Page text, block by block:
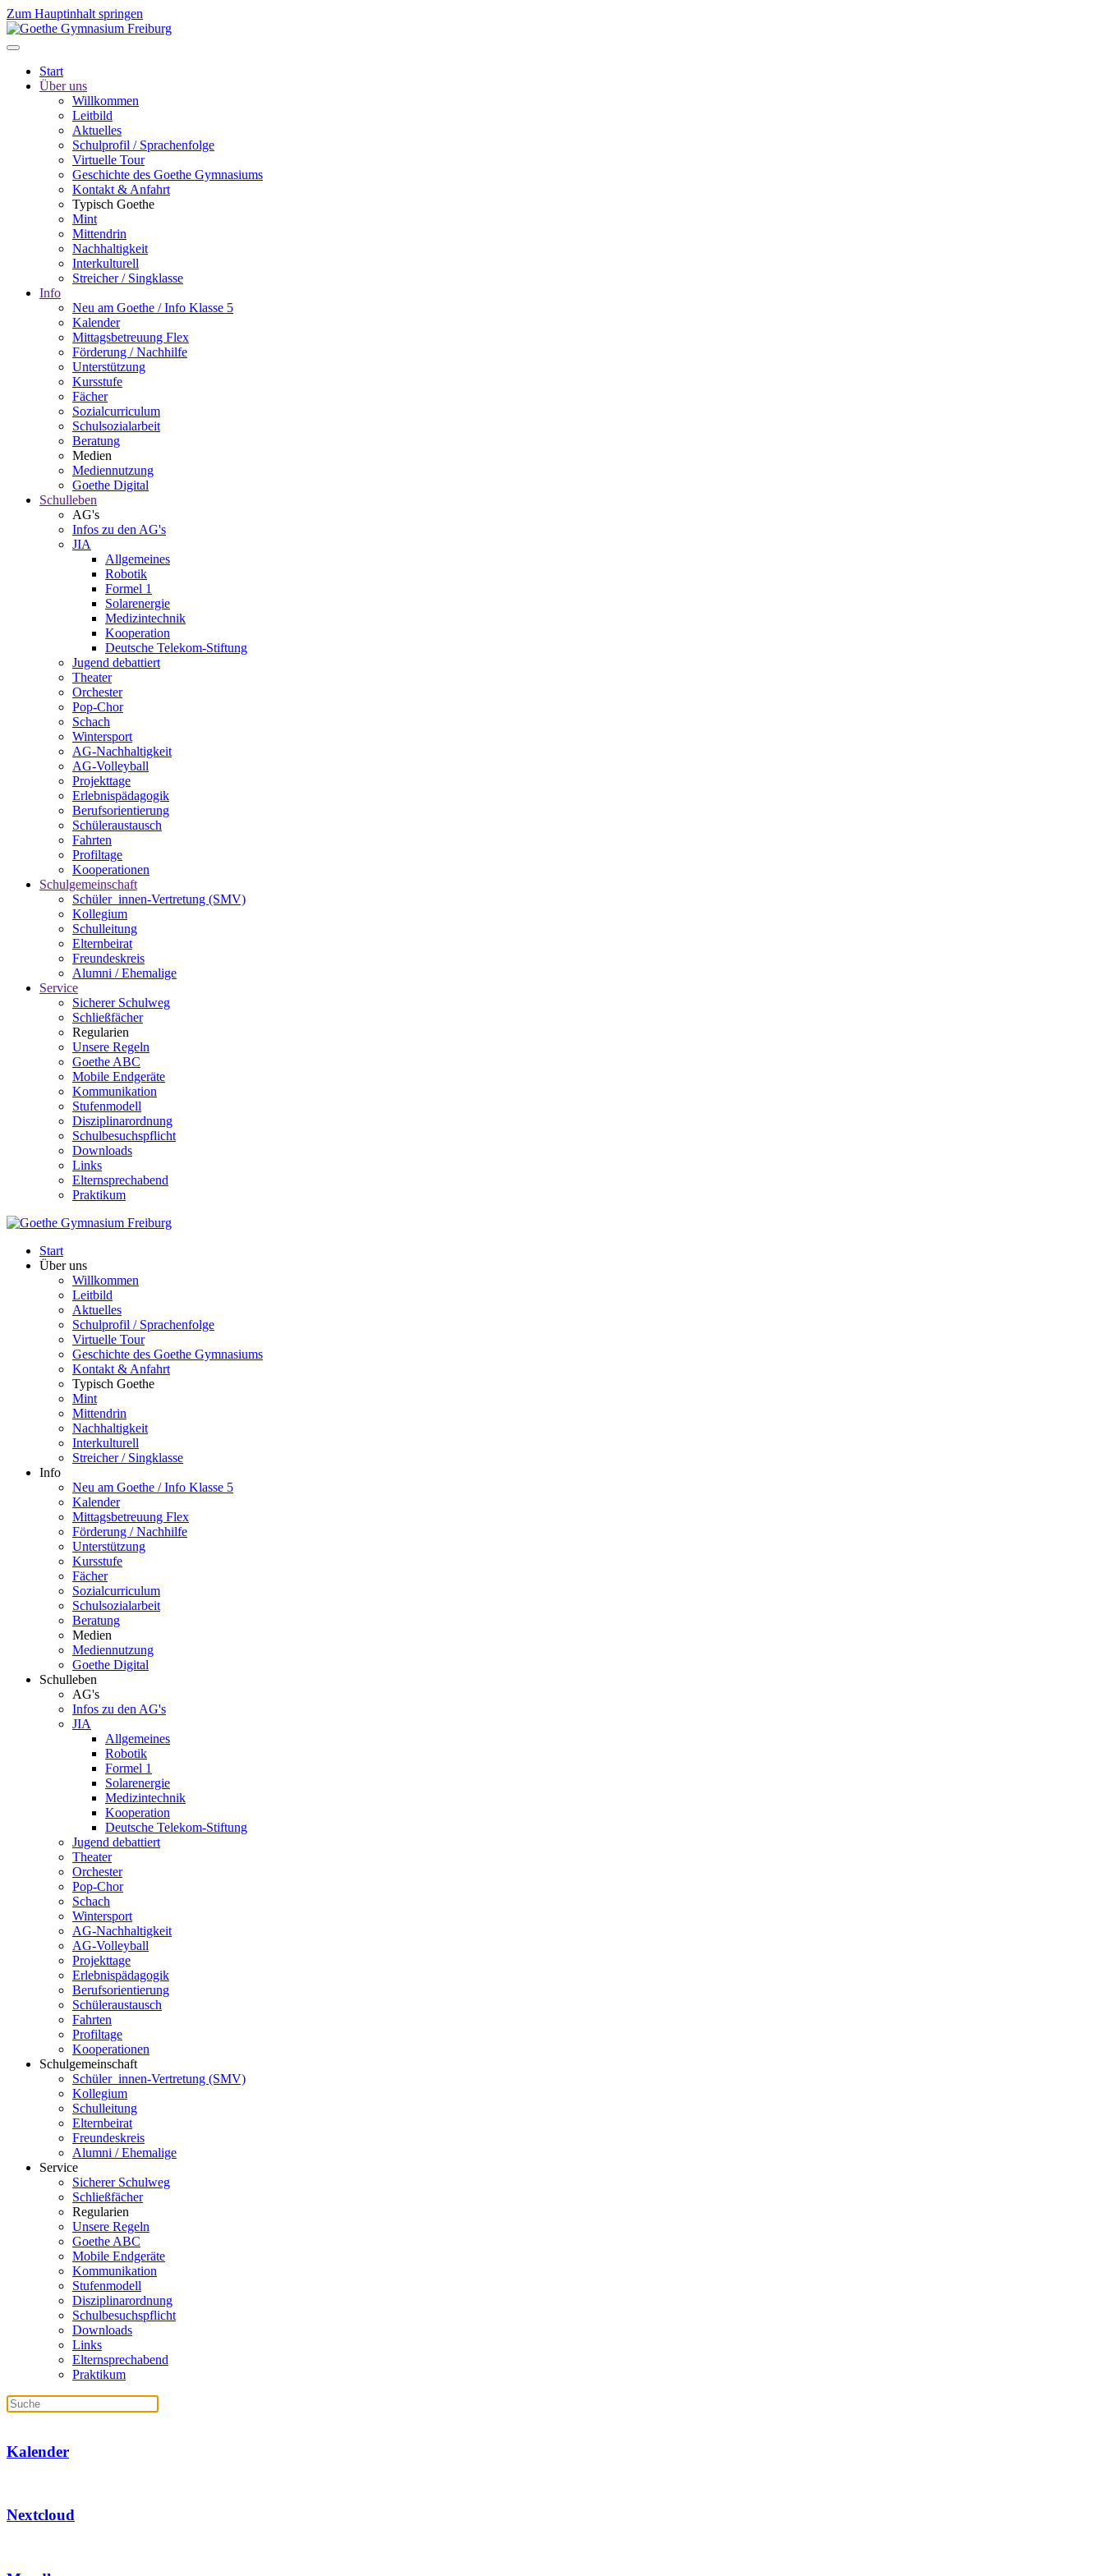
Zum Hauptinhalt springen
Start
Über uns
Willkommen
Leitbild
Aktuelles
Schulprofil / Sprachenfolge
Virtuelle Tour
Geschichte des Goethe Gymnasiums
Kontakt & Anfahrt
Typisch Goethe
Mint
Mittendrin
Nachhaltigkeit
Interkulturell
Streicher / Singklasse
Info
Neu am Goethe / Info Klasse 5
Kalender
Mittagsbetreuung Flex
Förderung / Nachhilfe
Unterstützung
Kursstufe
Fächer
Sozialcurriculum
Schulsozialarbeit
Beratung
Medien
Mediennutzung
Goethe Digital
Schulleben
AG's
Infos zu den AG's
JIA
Allgemeines
Robotik
Formel 1
Solarenergie
Medizintechnik
Kooperation
Deutsche Telekom-Stiftung
Jugend debattiert
Theater
Orchester
Pop-Chor
Schach
Wintersport
AG-Nachhaltigkeit
AG-Volleyball
Projekttage
Erlebnispädagogik
Berufsorientierung
Schüleraustausch
Fahrten
Profiltage
Kooperationen
Schulgemeinschaft
Schüler_innen-Vertretung (SMV)
Kollegium
Schulleitung
Elternbeirat
Freundeskreis
Alumni / Ehemalige
Service
Sicherer Schulweg
Schließfächer
Regularien
Unsere Regeln
Goethe ABC
Mobile Endgeräte
Kommunikation
Stufenmodell
Disziplinarordnung
Schulbesuchspflicht
Downloads
Links
Elternsprechabend
Praktikum
Start
Über uns
Willkommen
Leitbild
Aktuelles
Schulprofil / Sprachenfolge
Virtuelle Tour
Geschichte des Goethe Gymnasiums
Kontakt & Anfahrt
Typisch Goethe
Mint
Mittendrin
Nachhaltigkeit
Interkulturell
Streicher / Singklasse
Info
Neu am Goethe / Info Klasse 5
Kalender
Mittagsbetreuung Flex
Förderung / Nachhilfe
Unterstützung
Kursstufe
Fächer
Sozialcurriculum
Schulsozialarbeit
Beratung
Medien
Mediennutzung
Goethe Digital
Schulleben
AG's
Infos zu den AG's
JIA
Allgemeines
Robotik
Formel 1
Solarenergie
Medizintechnik
Kooperation
Deutsche Telekom-Stiftung
Jugend debattiert
Theater
Orchester
Pop-Chor
Schach
Wintersport
AG-Nachhaltigkeit
AG-Volleyball
Projekttage
Erlebnispädagogik
Berufsorientierung
Schüleraustausch
Fahrten
Profiltage
Kooperationen
Schulgemeinschaft
Schüler_innen-Vertretung (SMV)
Kollegium
Schulleitung
Elternbeirat
Freundeskreis
Alumni / Ehemalige
Service
Sicherer Schulweg
Schließfächer
Regularien
Unsere Regeln
Goethe ABC
Mobile Endgeräte
Kommunikation
Stufenmodell
Disziplinarordnung
Schulbesuchspflicht
Downloads
Links
Elternsprechabend
Praktikum
Kalender
Nextcloud